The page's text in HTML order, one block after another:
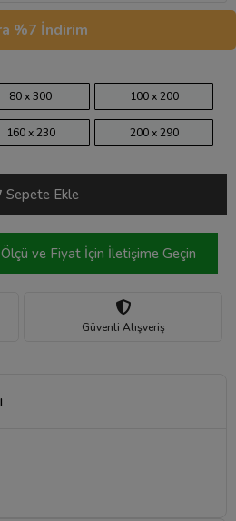
%7 İndirim
80 x 300 100 x 200
160 x 230 200 x 290
Sepete Ekle
ve Fiyat İçin İletişime Geçin
Güvenli Alışveriş